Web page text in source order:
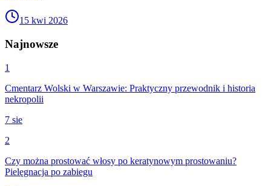
15 kwi 2026
Najnowsze
1
Cmentarz Wolski w Warszawie: Praktyczny przewodnik i historia
nekropolii
7 sie
2
Czy można prostować włosy po keratynowym prostowaniu?
Pielęgnacja po zabiegu